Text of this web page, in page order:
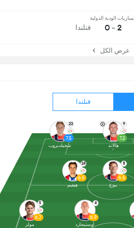
فنلندا
5
6.7
مولر
4
6.9
أوستيجارد
24
6.5
هيغيم
8
6.5
بيرغ
23
7.5
شجيلديروب
9
7.2
هالاند
الودية الدولية
2 - 0 فنلندا
عرض الكل